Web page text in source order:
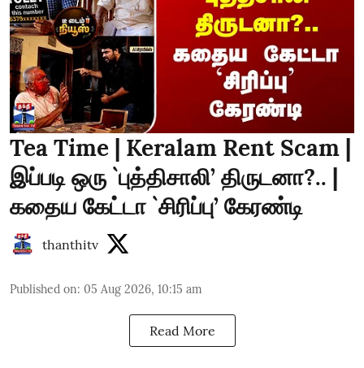
Tea Time | Keralam Rent Scam |
இப்படி ஒரு `புத்திசாலி’ திருடனா?.. |
கதைய கேட்டா `சிரிப்பு’ கேரண்டி
thanthitv
Published on: 05 Aug 2026, 10:15 am
Read More